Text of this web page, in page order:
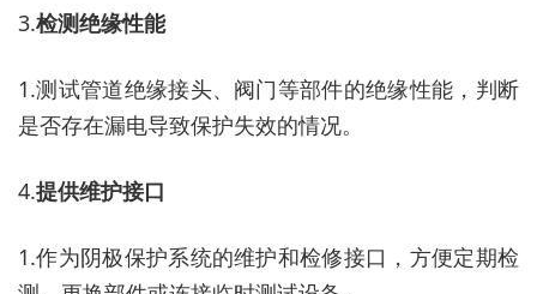
3.检测绝缘性能
1.测试管道绝缘接头、阀门等部件的绝缘性能，判断
是否存在漏电导致保护失效的情况。
4.提供维护接口
1.作为阴极保护系统的维护和检修接口，方便定期检